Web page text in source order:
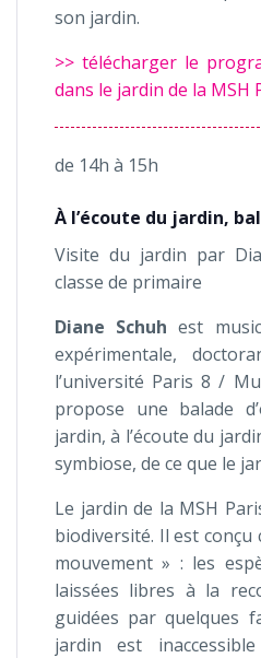
son jardin.
>> télécharger le
dans le jardin de la MSH
de 14h à 15h
À l’écoute du jardin,
Visite du jardin par
classe de primaire
Diane Schuh est
expérimentale,
l’université Paris 8 /
propose une balade
jardin, à l’écoute du
symbiose, de ce que le
Le jardin de la MSH
biodiversité. Il est conçu
mouvement » : les
laissées libres à la
guidées par quelques
jardin est